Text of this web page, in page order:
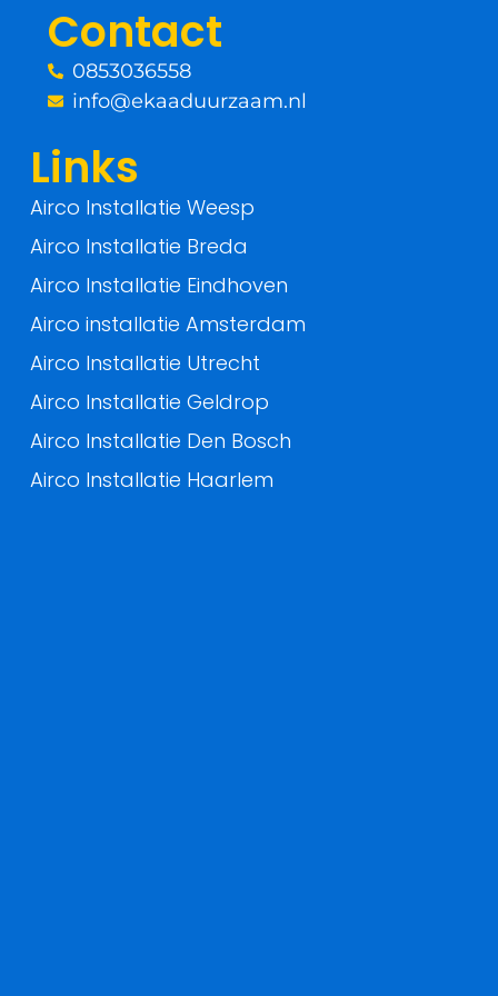
k
-
Contact
0853036558
info@ekaaduurzaam.nl
Links
Airco Installatie Weesp
Airco Installatie Breda
Airco Installatie Eindhoven
Airco installatie Amsterdam
Airco Installatie Utrecht
Airco Installatie Geldrop
Airco Installatie Den Bosch
Airco Installatie Haarlem